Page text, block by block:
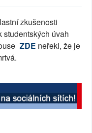
zkušenosti
studentských úvah
ZDE neřekl, že je